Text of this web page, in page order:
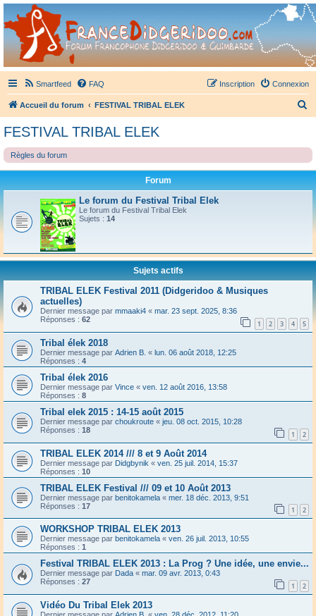
France Didgeridoo
Didgeridoo et Guimbarde sur France Didgeridoo - retrouvez la communauté.
Smartfeed FAQ Connexion
Inscription
Accueil du forum FESTIVAL TRIBAL ELEK
e
r
r
FESTIVAL TRIBAL ELEK
Règles du forum
Forum
Le forum du Festival Tribal Elek
Le forum du Festival Tribal Elek
Sujets : 14
Sujets actifs
TRIBAL ELEK Festival 2011 (Didgeridoo & Musiques
actuelles)
Dernier message par mmaaki4 « mar. 23 sept. 2025, 8:36
Réponses : 62 1 2 3 4 5
Tribal élek 2018
Dernier message par Adrien B. « lun. 06 août 2018, 12:25
Réponses : 4
Tribal élek 2016
Dernier message par Vince « ven. 12 août 2016, 13:58
Réponses : 8
Tribal elek 2015 : 14-15 août 2015
Dernier message par choukroute « jeu. 08 oct. 2015, 10:28
Réponses : 18 1 2
TRIBAL ELEK 2014 /// 8 et 9 Août 2014
Dernier message par Didgbynik « ven. 25 juil. 2014, 15:37
Réponses : 10
TRIBAL ELEK Festival /// 09 et 10 Août 2013
Dernier message par benitokamela « mer. 18 déc. 2013, 9:51
Réponses : 17 1 2
WORKSHOP TRIBAL ELEK 2013
Dernier message par benitokamela « ven. 26 juil. 2013, 10:55
Réponses : 1
Festival TRIBAL ELEK 2013 : La Prog ? Une idée, une envie...
Dernier message par Dada « mar. 09 avr. 2013, 0:43
Réponses : 27 1 2
Vidéo Du Tribal Elek 2013